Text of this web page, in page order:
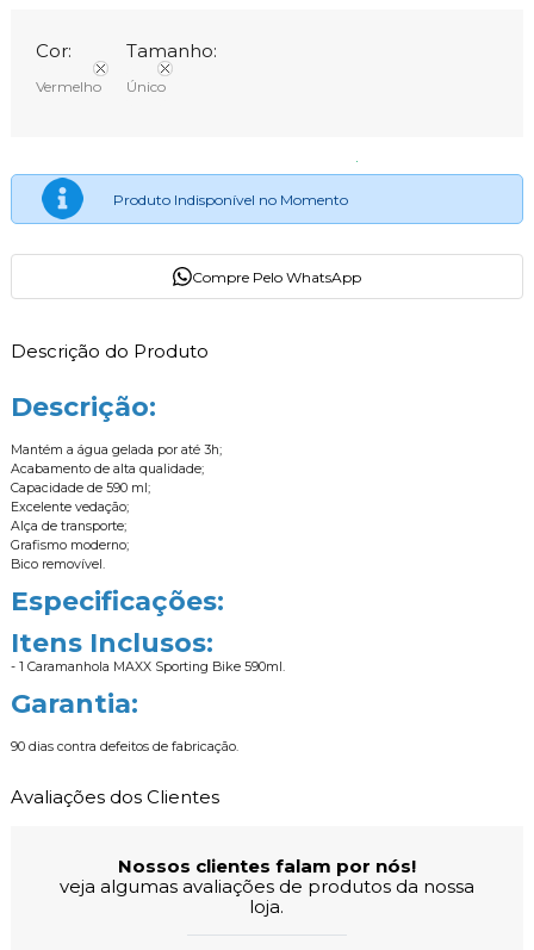
Cor:
Vermelho
Tamanho:
Único
Produto Indisponível no Momento
Compre Pelo WhatsApp
Descrição do Produto
Descrição:
Mantém a água gelada por até 3h;
Acabamento de alta qualidade;
Capacidade de 590 ml;
Excelente vedação;
Alça de transporte;
Grafismo moderno;
Bico removível.
Especificações:
Itens Inclusos:
- 1 Caramanhola MAXX Sporting Bike 590ml.
Garantia:
90 dias contra defeitos de fabricação.
Avaliações dos Clientes
Nossos clientes falam por nós!
veja algumas avaliações de produtos da nossa
loja.